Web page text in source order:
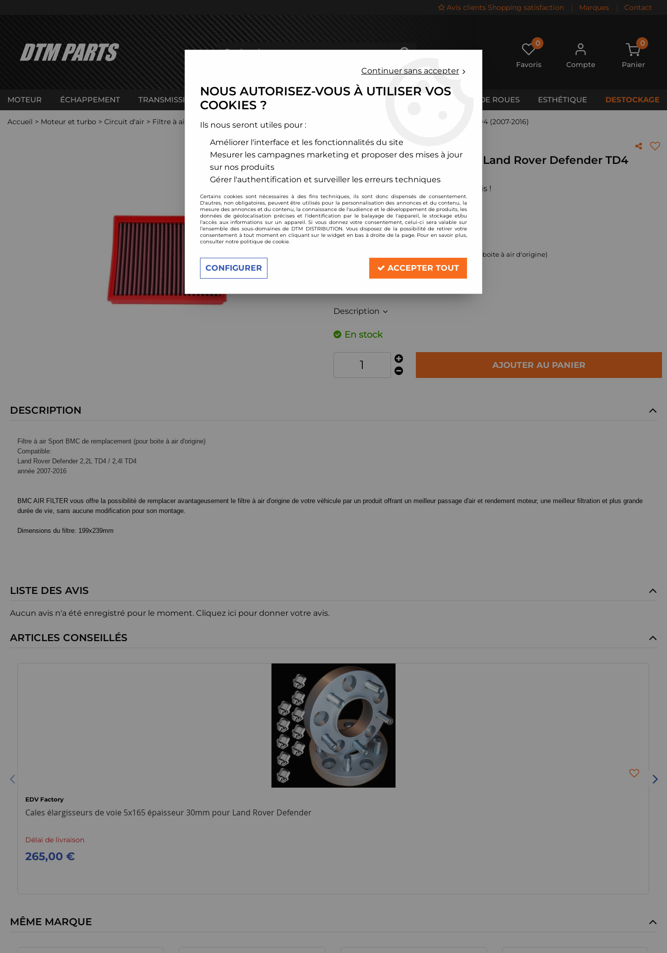
Avis clients Shopping satisfaction | Marques | Contact
0
Favoris Compte
0
Panier
MOTEUR ÉCHAPPEMENT TRANSMISSION CHÂSSIS CALES DE ROUES ESTHÉTIQUE DESTOCKAGE
Accueil > Moteur et turbo > Circuit d'air > Filtre à air sport > Land Rover > Defender > Filtre à air sport BMC pour Land Rover Defender TD4 (2007-2016)
BMC
Filtre à air sport BMC pour Land Rover Defender TD4
Soyez le premier à donner votre avis !
97,20 €TTC
Réf. : 893/20
Filtre à air Sport BMC de remplacement (pour boite à air d'origine)
Land Rover Defender 2,2L TD4 / 2,4l TD4
Description
En stock
AJOUTER AU PANIER
DESCRIPTION
Filtre à air Sport BMC de remplacement (pour boite à air d'origine)
Compatible:
Land Rover Defender 2,2L TD4 / 2,4l TD4
année 2007-2016
BMC AIR FILTER vous offre la possibilité de remplacer avantageusement le filtre à air d'origine de votre véhicule par un produit offrant un meilleur passage d'air et rendement moteur, une meilleur filtration et plus grande
durée de vie, sans aucune modification pour son montage.
Dimensions du filtre: 199x239mm
LISTE DES AVIS
Aucun avis n'a été enregistré pour le moment. Cliquez ici pour donner votre avis.
ARTICLES CONSEILLÉS
EDV Factory
Cales élargisseurs de voie 5x165 épaisseur 30mm pour Land Rover Defender
Délai de livraison
265,00 €
MÊME MARQUE
Continuer sans accepter
NOUS AUTORISEZ-VOUS À UTILISER VOS
COOKIES ?
Ils nous seront utiles pour :
Améliorer l'interface et les fonctionnalités du site
Mesurer les campagnes marketing et proposer des mises à jour
sur nos produits
Gérer l'authentification et surveiller les erreurs techniques
Certains cookies sont nécessaires à des fins techniques, ils sont donc dispensés de consentement.
D'autres, non obligatoires, peuvent être utilisés pour la personnalisation des annonces et du contenu, la
mesure des annonces et du contenu, la connaissance de l'audience et le développement de produits, les
données de géolocalisation précises et l'identification par le balayage de l'appareil, le stockage et/ou
l'accès aux informations sur un appareil. Si vous donnez votre consentement, celui-ci sera valable sur
l’ensemble des sous-domaines de DTM DISTRIBUTION. Vous disposez de la possibilité de retirer votre
consentement à tout moment en cliquant sur le widget en bas à droite de la page. Pour en savoir plus,
consulter notre politique de cookie.
CONFIGURER ACCEPTER TOUT